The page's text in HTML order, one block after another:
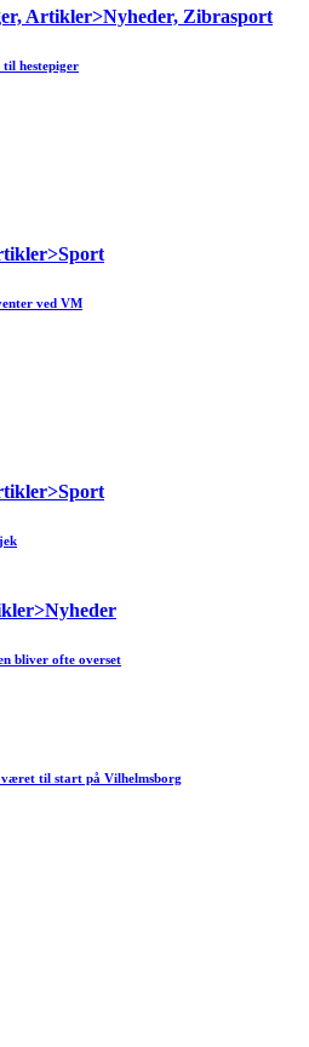
Artikler>Nyheder, Zibrasport
hestepiger
ved VM
bliver ofte overset
til start på Vilhelmsborg